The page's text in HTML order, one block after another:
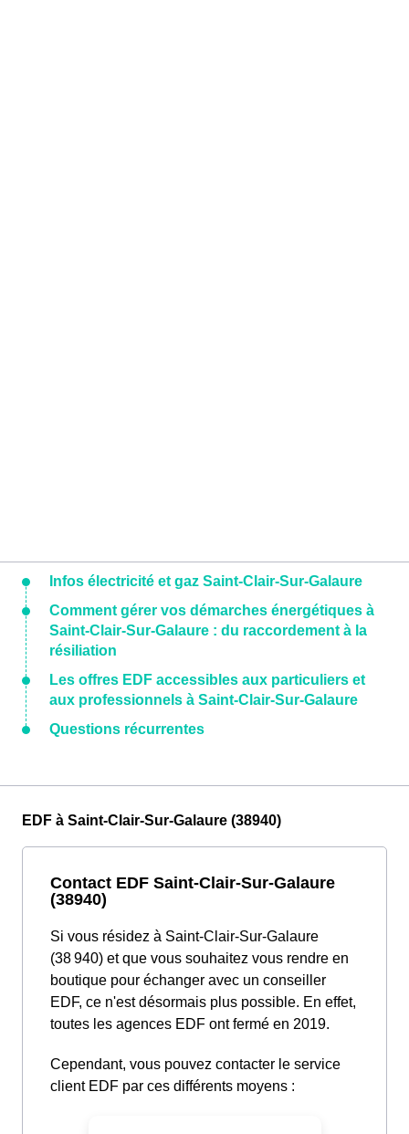
Infos électricité et gaz Saint-Clair-Sur-Galaure
Comment gérer vos démarches énergétiques à
Saint-Clair-Sur-Galaure : du raccordement à la
résiliation
Les offres EDF accessibles aux particuliers et
aux professionnels à Saint-Clair-Sur-Galaure
Questions récurrentes
EDF à Saint-Clair-Sur-Galaure (38940)
Contact EDF Saint-Clair-Sur-Galaure
(38940)
Si vous résidez à Saint-Clair-Sur-Galaure
(38 940) et que vous souhaitez vous rendre en
boutique pour échanger avec un conseiller
EDF, ce n'est désormais plus possible. En effet,
toutes les agences EDF ont fermé en 2019.
Cependant, vous pouvez contacter le service
client EDF par ces différents moyens :